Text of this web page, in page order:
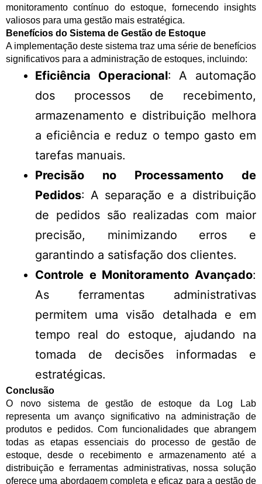
monitoramento contínuo do estoque, fornecendo insights
valiosos para uma gestão mais estratégica.
Benefícios do Sistema de Gestão de Estoque
A implementação deste sistema traz uma série de benefícios
significativos para a administração de estoques, incluindo:
Eficiência Operacional: A automação
dos processos de recebimento,
armazenamento e distribuição melhora
a eficiência e reduz o tempo gasto em
tarefas manuais.
Precisão no Processamento de
Pedidos: A separação e a distribuição
de pedidos são realizadas com maior
precisão, minimizando erros e
garantindo a satisfação dos clientes.
Controle e Monitoramento Avançado:
As ferramentas administrativas
permitem uma visão detalhada e em
tempo real do estoque, ajudando na
tomada de decisões informadas e
estratégicas.
Conclusão
O novo sistema de gestão de estoque da Log Lab
representa um avanço significativo na administração de
produtos e pedidos. Com funcionalidades que abrangem
todas as etapas essenciais do processo de gestão de
estoque, desde o recebimento e armazenamento até a
distribuição e ferramentas administrativas, nossa solução
oferece uma abordagem completa e eficaz para a gestão de